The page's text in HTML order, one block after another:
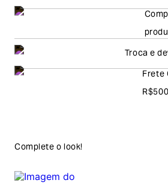
Troca e
escolher a modalidade troca, no
Frete
Complete o look!